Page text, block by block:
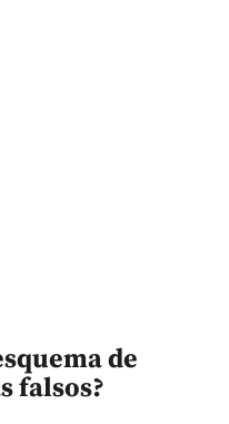
de
falsos?